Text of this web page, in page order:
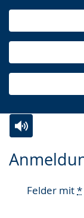
Felder mit*
Leichten
wechseln.
Audio-
Video
Deutscher